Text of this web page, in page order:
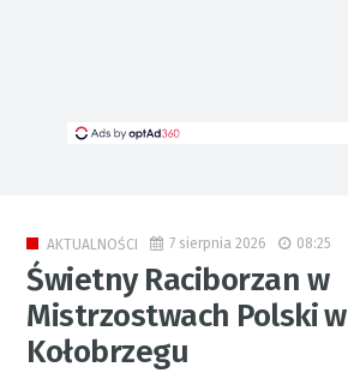
AKTUALNOŚCI 7 sierpnia 2026 08:25
Świetny Raciborzan w
Mistrzostwach Polski w
Kołobrzegu